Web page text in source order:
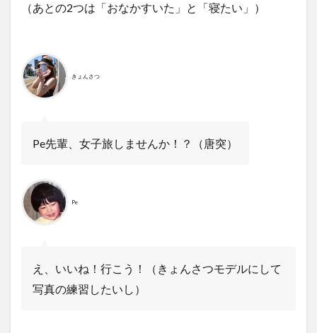
（あとの2つは「おなかすいた」と「寝たい」）
きょんさつ
Pe先輩、女子旅しませんか！？（唐突）
Pe
え、いいね！行こう！（きょんさつモデルにして
写真の練習したいし）